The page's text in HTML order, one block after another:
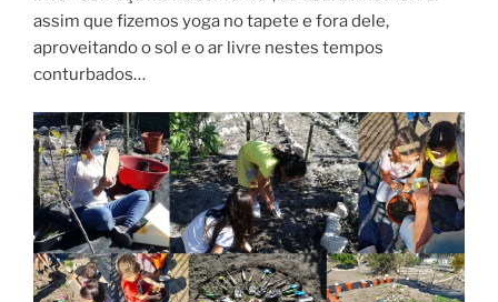
assim que fizemos yoga no tapete e fora dele,
aproveitando o sol e o ar livre nestes tempos
conturbados…